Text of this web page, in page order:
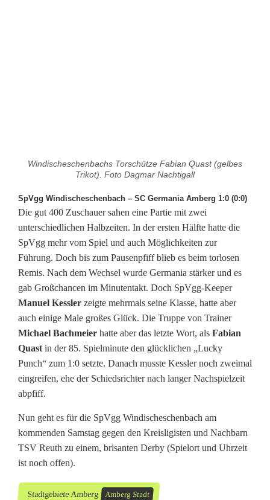
Windischeschenbachs Torschütze Fabian Quast (gelbes
Trikot). Foto Dagmar Nachtigall
SpVgg Windischeschenbach – SC Germania Amberg 1:0 (0:0)
Die gut 400 Zuschauer sahen eine Partie mit zwei
unterschiedlichen Halbzeiten. In der ersten Hälfte hatte die
SpVgg mehr vom Spiel und auch Möglichkeiten zur
Führung. Doch bis zum Pausenpfiff blieb es beim torlosen
Remis. Nach dem Wechsel wurde Germania stärker und es
gab Großchancen im Minutentakt. Doch SpVgg-Keeper
Manuel Kessler zeigte mehrmals seine Klasse, hatte aber
auch einige Male großes Glück. Die Truppe von Trainer
Michael Bachmeier hatte aber das letzte Wort, als Fabian
Quast in der 85. Spielminute den glücklichen „Lucky
Punch“ zum 1:0 setzte. Danach musste Kessler noch zweimal
eingreifen, ehe der Schiedsrichter nach langer Nachspielzeit
abpfiff.
Nun geht es für die SpVgg Windischeschenbach am
kommenden Samstag gegen den Kreisligisten und Nachbarn
TSV Reuth zu einem, brisanten Derby (Spielort und Uhrzeit
ist noch offen).
Stadtgebiete Amberg Amberg Stadt